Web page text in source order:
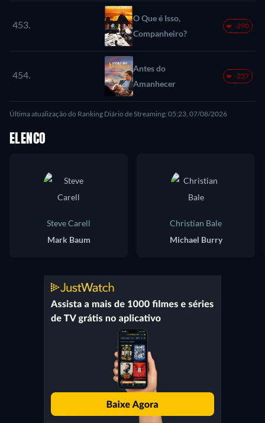
453.
O Que é Isso,
Companheiro?
-290
454.
Antes do
Amanhecer
-237
Última atualização do Ranking Diário de Streaming: 05:23, 07/08/2026
ELENCO
Steve Carell
Mark Baum
Christian Bale
Michael Burry